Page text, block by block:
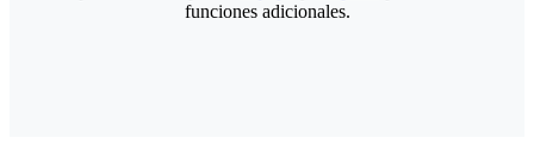
funciones adicionales.